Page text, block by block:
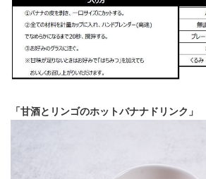
「甘酒とリンゴのホットバナナドリンク」